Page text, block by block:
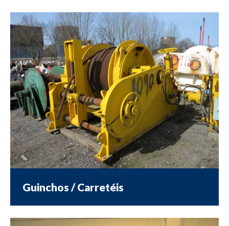
Guinchos / Carretéis